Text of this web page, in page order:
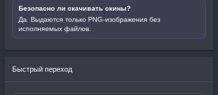
Безопасно ли скачивать скины?
Да. Выдаются только PNG-изображения без
исполняемых файлов.
Быстрый переход